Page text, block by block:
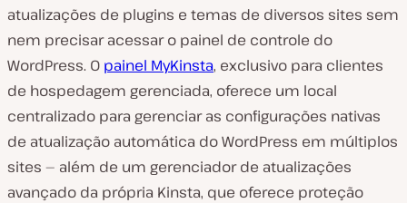
atualizações de plugins e temas de diversos sites sem
nem precisar acessar o painel de controle do
WordPress. O painel MyKinsta, exclusivo para clientes
de hospedagem gerenciada, oferece um local
centralizado para gerenciar as configurações nativas
de atualização automática do WordPress em múltiplos
sites — além de um gerenciador de atualizações
avançado da própria Kinsta, que oferece proteção